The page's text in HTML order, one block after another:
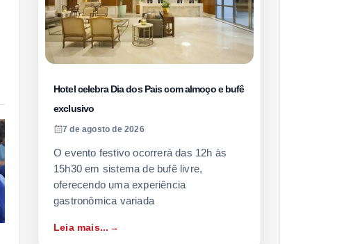
Hotel celebra Dia dos Pais com almoço e bufê
exclusivo
7 de agosto de 2026
O evento festivo ocorrerá das 12h às
15h30 em sistema de bufê livre,
oferecendo uma experiência
gastronômica variada
Leia mais...